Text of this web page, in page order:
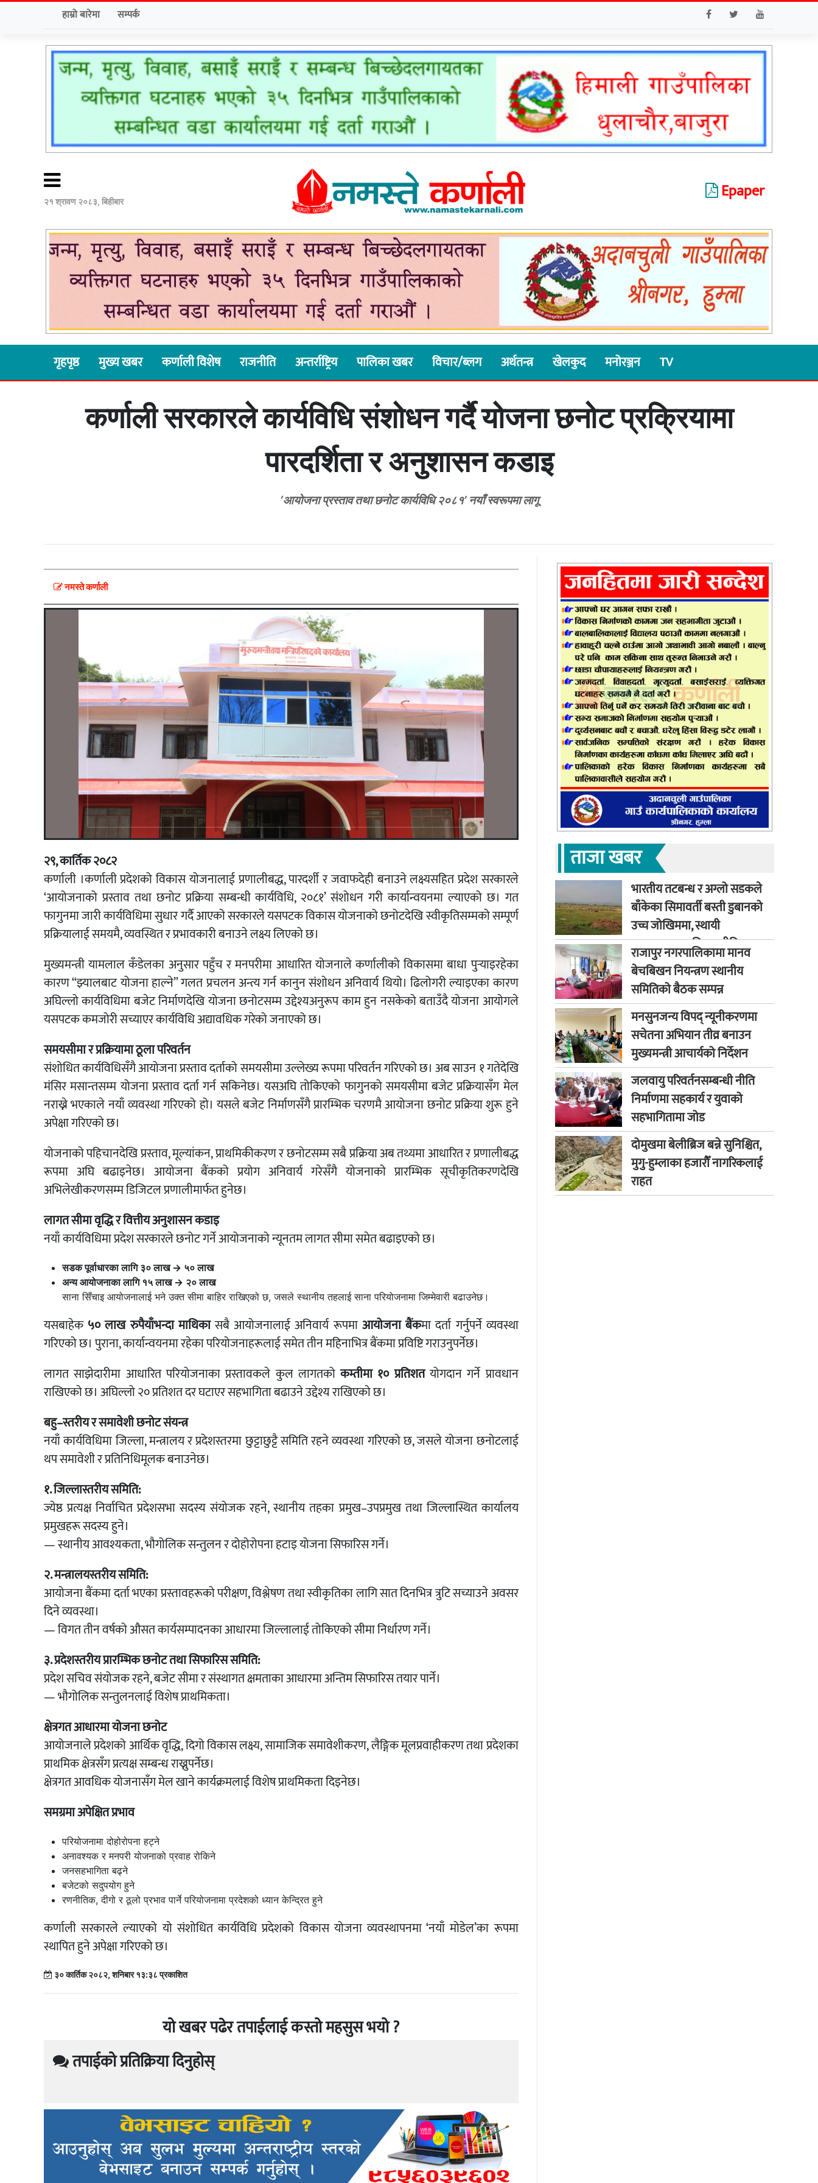
हाम्रो बारेमा सम्पर्क
२१ श्रावण २०८३, बिहीबार Epaper
गृहपृष्ठ मुख्य खबर कर्णाली विशेष राजनीति अन्तर्राष्ट्रिय पालिका खबर विचार/ब्लग अर्थतन्त्र खेलकुद मनोरञ्जन TV
कर्णाली सरकारले कार्यविधि संशोधन गर्दै योजना छनोट प्रक्रियामा
पारदर्शिता र अनुशासन कडाइ
‘आयोजना प्रस्ताव तथा छनोट कार्यविधि २०८१’ नयाँ स्वरूपमा लागू
नमस्ते कर्णाली
२९, कार्तिक २०८२
कर्णाली ।कर्णाली प्रदेशको विकास योजनालाई प्रणालीबद्ध, पारदर्शी र जवाफदेही बनाउने लक्ष्यसहित प्रदेश सरकारले
‘आयोजनाको प्रस्ताव तथा छनोट प्रक्रिया सम्बन्धी कार्यविधि, २०८१’ संशोधन गरी कार्यान्वयनमा ल्याएको छ। गत
फागुनमा जारी कार्यविधिमा सुधार गर्दै आएको सरकारले यसपटक विकास योजनाको छनोटदेखि स्वीकृतिसम्मको सम्पूर्ण
प्रक्रियालाई समयमै, व्यवस्थित र प्रभावकारी बनाउने लक्ष्य लिएको छ।
मुख्यमन्त्री यामलाल कँडेलका अनुसार पहुँच र मनपरीमा आधारित योजनाले कर्णालीको विकासमा बाधा पुर्‍याइरहेका
कारण “झ्यालबाट योजना हाल्ने” गलत प्रचलन अन्त्य गर्न कानुन संशोधन अनिवार्य थियो। ढिलोगरी ल्याइएका कारण
अघिल्लो कार्यविधिमा बजेट निर्माणदेखि योजना छनोटसम्म उद्देश्यअनुरूप काम हुन नसकेको बताउँदै योजना आयोगले
यसपटक कमजोरी सच्याएर कार्यविधि अद्यावधिक गरेको जनाएको छ।
समयसीमा र प्रक्रियामा ठूला परिवर्तन
संशोधित कार्यविधिसँगै आयोजना प्रस्ताव दर्ताको समयसीमा उल्लेख्य रूपमा परिवर्तन गरिएको छ। अब साउन १ गतेदेखि
मंसिर मसान्तसम्म योजना प्रस्ताव दर्ता गर्न सकिनेछ। यसअघि तोकिएको फागुनको समयसीमा बजेट प्रक्रियासँग मेल
नराख्ने भएकाले नयाँ व्यवस्था गरिएको हो। यसले बजेट निर्माणसँगै प्रारम्भिक चरणमै आयोजना छनोट प्रक्रिया शुरू हुने
अपेक्षा गरिएको छ।
योजनाको पहिचानदेखि प्रस्ताव, मूल्यांकन, प्राथमिकीकरण र छनोटसम्म सबै प्रक्रिया अब तथ्यमा आधारित र प्रणालीबद्ध
रूपमा अघि बढाइनेछ। आयोजना बैंकको प्रयोग अनिवार्य गरेसँगै योजनाको प्रारम्भिक सूचीकृतिकरणदेखि
अभिलेखीकरणसम्म डिजिटल प्रणालीमार्फत हुनेछ।
लागत सीमा वृद्धि र वित्तीय अनुशासन कडाइ
नयाँ कार्यविधिमा प्रदेश सरकारले छनोट गर्ने आयोजनाको न्यूनतम लागत सीमा समेत बढाइएको छ।
सडक पूर्वाधारका लागि ३० लाख → ५० लाख
अन्य आयोजनाका लागि १५ लाख → २० लाख
साना सिँचाइ आयोजनालाई भने उक्त सीमा बाहिर राखिएको छ, जसले स्थानीय तहलाई साना परियोजनामा जिम्मेवारी बढाउनेछ।
यसबाहेक ५० लाख रुपैयाँभन्दा माथिकासबै आयोजनालाई अनिवार्य रूपमा आयोजना बैंकमा दर्ता गर्नुपर्ने व्यवस्था
गरिएको छ। पुराना, कार्यान्वयनमा रहेका परियोजनाहरूलाई समेत तीन महिनाभित्र बैंकमा प्रविष्टि गराउनुपर्नेछ।
लागत साझेदारीमा आधारित परियोजनाका प्रस्तावकले कुल लागतकोकम्तीमा १० प्रतिशतयोगदान गर्ने प्रावधान
राखिएको छ। अघिल्लो २० प्रतिशत दर घटाएर सहभागिता बढाउने उद्देश्य राखिएको छ।
बहु–स्तरीय र समावेशी छनोट संयन्त्र
नयाँ कार्यविधिमा जिल्ला, मन्त्रालय र प्रदेशस्तरमा छुट्टाछुट्टै समिति रहने व्यवस्था गरिएको छ, जसले योजना छनोटलाई
थप समावेशी र प्रतिनिधिमूलक बनाउनेछ।
१. जिल्लास्तरीय समिति:
ज्येष्ठ प्रत्यक्ष निर्वाचित प्रदेशसभा सदस्य संयोजक रहने, स्थानीय तहका प्रमुख–उपप्रमुख तथा जिल्लास्थित कार्यालय
प्रमुखहरू सदस्य हुने।
— स्थानीय आवश्यकता, भौगोलिक सन्तुलन र दोहोरोपना हटाइ योजना सिफारिस गर्ने।
२. मन्त्रालयस्तरीय समिति:
आयोजना बैंकमा दर्ता भएका प्रस्तावहरूको परीक्षण, विश्लेषण तथा स्वीकृतिका लागि सात दिनभित्र त्रुटि सच्याउने अवसर
दिने व्यवस्था।
— विगत तीन वर्षको औसत कार्यसम्पादनका आधारमा जिल्लालाई तोकिएको सीमा निर्धारण गर्ने।
३. प्रदेशस्तरीय प्रारम्भिक छनोट तथा सिफारिस समिति:
प्रदेश सचिव संयोजक रहने, बजेट सीमा र संस्थागत क्षमताका आधारमा अन्तिम सिफारिस तयार पार्ने।
— भौगोलिक सन्तुलनलाई विशेष प्राथमिकता।
क्षेत्रगत आधारमा योजना छनोट
आयोजनाले प्रदेशको आर्थिक वृद्धि, दिगो विकास लक्ष्य, सामाजिक समावेशीकरण, लैङ्गिक मूलप्रवाहीकरण तथा प्रदेशका
प्राथमिक क्षेत्रसँग प्रत्यक्ष सम्बन्ध राख्नुपर्नेछ।
क्षेत्रगत आवधिक योजनासँग मेल खाने कार्यक्रमलाई विशेष प्राथमिकता दिइनेछ।
समग्रमा अपेक्षित प्रभाव
परियोजनामा दोहोरोपना हट्ने
अनावश्यक र मनपरी योजनाको प्रवाह रोकिने
जनसहभागिता बढ्ने
बजेटको सदुपयोग हुने
रणनीतिक, दीगो र ठूलो प्रभाव पार्ने परियोजनामा प्रदेशको ध्यान केन्द्रित हुने
कर्णाली सरकारले ल्याएको यो संशोधित कार्यविधि प्रदेशको विकास योजना व्यवस्थापनमा ‘नयाँ मोडेल’का रूपमा
स्थापित हुने अपेक्षा गरिएको छ।
३० कार्तिक २०८२, शनिबार १३:३८ प्रकाशित
यो खबर पढेर तपाईलाई कस्तो महसुस भयो ?
तपाईको प्रतिक्रिया दिनुहोस्
ताजा खबर
भारतीय तटबन्ध र अग्लो सडकले
बाँकेका सिमावर्ती बस्ती डुबानको
उच्च जोखिममा, स्थायी
समाधानका लागि कूटनीतिक
पहलको माग
राजापुर नगरपालिकामा मानव
बेचबिखन नियन्त्रण स्थानीय
समितिको बैठक सम्पन्न
मनसुनजन्य विपद् न्यूनीकरणमा
सचेतना अभियान तीव्र बनाउन
मुख्यमन्त्री आचार्यको निर्देशन
जलवायु परिवर्तनसम्बन्धी नीति
निर्माणमा सहकार्य र युवाको
सहभागितामा जोड
दोमुखमा बेलीब्रिज बन्ने सुनिश्चित,
मुगु-हुम्लाका हजारौँ नागरिकलाई
राहत